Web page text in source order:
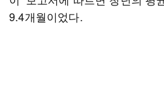
9.4개월이었다.